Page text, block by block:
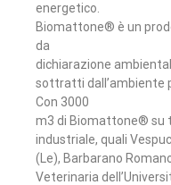
energetico.
Biomattone® è un
da
dichiarazione
sottratti dall’ambiente
Con 3000
m3 di Biomattone® su
industriale, quali
(Le), Barbarano
Veterinaria